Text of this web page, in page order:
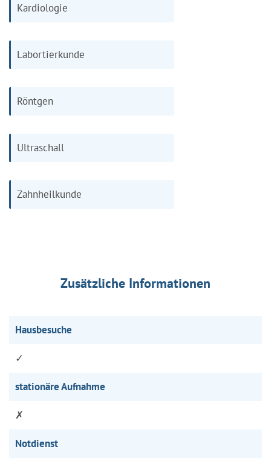
Kardiologie
Labortierkunde
Röntgen
Ultraschall
Zahnheilkunde
Zusätzliche Informationen
Hausbesuche
✓
stationäre Aufnahme
✗
Notdienst